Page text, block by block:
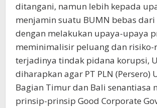
ditangani, namun lebih kepada
menjamin suatu BUMN bebas
dengan melakukan upaya-upaya
meminimalisir peluang dan risiko-
terjadinya tindak pidana korupsi,
diharapkan agar PT PLN (Persero)
Bagian Timur dan Bali senantiasa
prinsip-prinsip Good Corporate